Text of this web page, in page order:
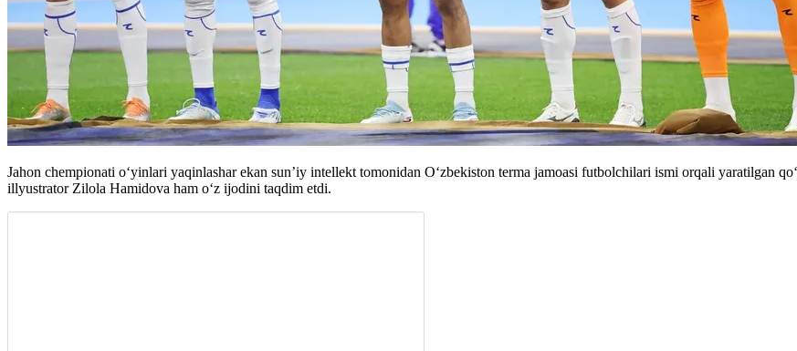
Jahon chempionati oʻyinlari yaqinlashar ekan sun’iy intellekt tomonidan Oʻzbekiston terma jamoasi futbolchilari ismi orqali yaratilgan
illyustrator Zilola Hamidova ham oʻz ijodini taqdim etdi.